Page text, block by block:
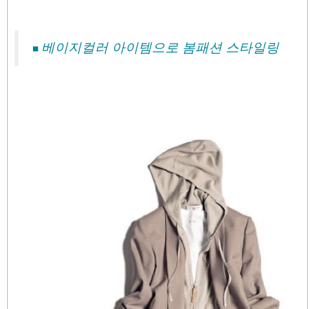
■ 베이지컬러 아이템으로 봄패션 스타일링